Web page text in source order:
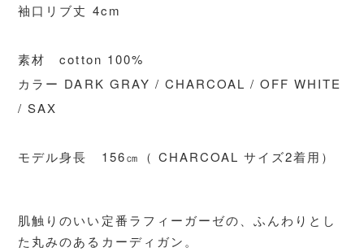
袖口リブ丈 4cm
素材 cotton 100%
カラー DARK GRAY / CHARCOAL / OFF WHITE
/ SAX
モデル身長 156㎝（ CHARCOAL サイズ2着用）
肌触りのいい定番ラフィーガーゼの、ふんわりとし
た丸みのあるカーディガン。